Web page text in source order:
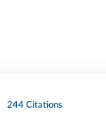
244 Citations